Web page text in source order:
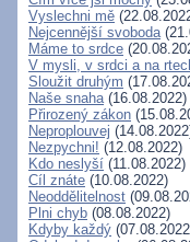
Vyslechni mě
Nejcennější svoboda
Máme to srdce
V mysli, v srdci a na
Sloužit druhým
Naše snaha(16.08.2022)
Přirozený zákon
Neproplouvej
Nezpychni! (12.08.2022)
Kdo neslyší (11.08.2022)
Cíl znáte (10.08.2022)
Neoddělitelnost
Plni chyb (08.08.2022)
Kdyby každý